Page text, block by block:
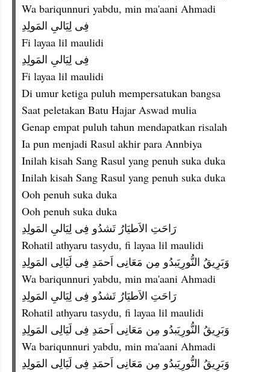
Wa bariqunnuri yabdu, min ma'aani Ahmadi
فِى لِيَالىِ المَولِدِ
Fi layaa lil maulidi
فِى لِيَالىِ المَولِدِ
Fi layaa lil maulidi
Di umur ketiga puluh mempersatukan bangsa
Saat peletakan Batu Hajar Aswad mulia
Genap empat puluh tahun mendapatkan risalah
Ia pun menjadi Rasul akhir para Annbiya
Inilah kisah Sang Rasul yang penuh suka duka
Inilah kisah Sang Rasul yang penuh suka duka
Ooh penuh suka duka
Ooh penuh suka duka
رَاحَتِ الاَطيَارُ تَشدُو فِى لِيَالىِ المَولِدِ
Rohatil athyaru tasydu, fi layaa lil maulidi
وَبَرِيقُ النُّورِيَبدُو مِن مَعَانِى اَحمَدِ فِى لَيَالِى المَولِدِ
Wa bariqunnuri yabdu, min ma'aani Ahmadi
رَاحَتِ الاَطيَارُ تَشدُو فِى لِيَالىِ المَولِدِ
Rohatil athyaru tasydu, fi layaa lil maulidi
وَبَرِيقُ النُّورِيَبدُو مِن مَعَانِى اَحمَدِ فِى لَيَالِى المَولِدِ
Wa bariqunnuri yabdu, min ma'aani Ahmadi
وَبَرِيقُ النُّورِيَبدُو مِن مَعَانِى اَحمَدِ فِى لَيَالِى المَولِدِ